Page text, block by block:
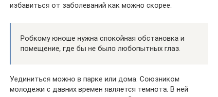
избавиться от заболеваний как можно скорее.
Робкому юноше нужна спокойная обстановка и
помещение, где бы не было любопытных глаз.
Уединиться можно в парке или дома. Союзником
молодежи с давних времен является темнота. В ней